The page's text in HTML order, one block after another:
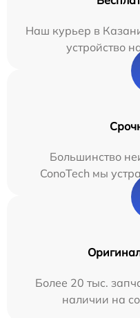
Наш курьер в
устройство
Большинство
ConoTech мы
Более 20 тыс.
наличии на